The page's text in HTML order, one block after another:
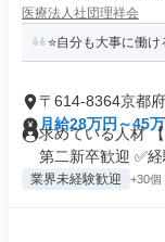
医療法人社団理祥会
⭐自分も大事に働
〒614-8364京都
月給28万円～45
求めている人材
第二新卒歓迎 ✅経
業界未経験歓迎 +30個